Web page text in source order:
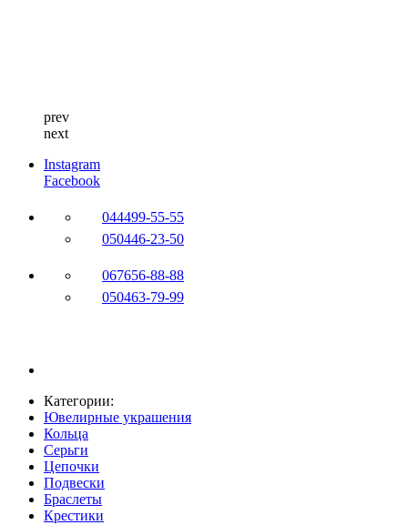
prev
next
Instagram
Facebook
044499-55-55
050446-23-50
067656-88-88
050463-79-99
Категории:
Ювелирные украшения
Кольца
Серьги
Цепочки
Подвески
Браслеты
Крестики